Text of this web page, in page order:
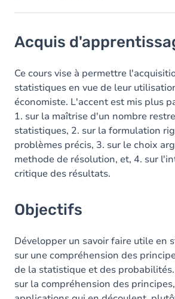
Objectifs
Contenu
Exercices
Acquis
Ce cours vise à permettre
statistiques en vue de leur
économiste. L'accent est mis plus
1. sur la maîtrise d'un nombre
statistiques, 2. sur la formulation
problèmes précis, 3. sur le choix
methode de résolution, et, 4. sur
critique des résultats.
Objectifs
Développer un savoir faire utile en
sur une compréhension des
de la statistique et des
sur la compréhension des